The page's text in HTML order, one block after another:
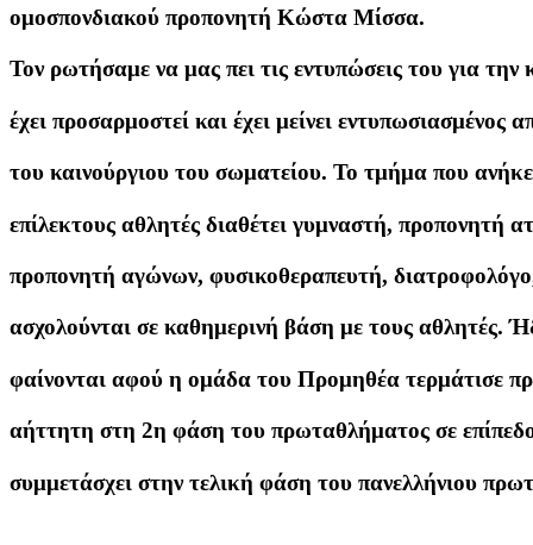
ομοσπονδιακού προπονητή Κώστα Μίσσα.
Τον ρωτήσαμε να μας πει τις εντυπώσεις του για
έχει προσαρμοστεί και έχει μείνει
του καινούργιου του σωματείου. Το τμήμα που
επίλεκτους αθλητές διαθέτει γυμναστή, προπονητή
προπονητή αγώνων, φυσικοθεραπευτή,
ασχολούνται σε καθημερινή βάση με τους αθλητές.
φαίνονται αφού η ομάδα του Προμηθέα τερμάτισε
αήττητη στη 2η φάση του πρωταθλήματος σε επίπεδο
συμμετάσχει στην τελική φάση του πανελλήνιου